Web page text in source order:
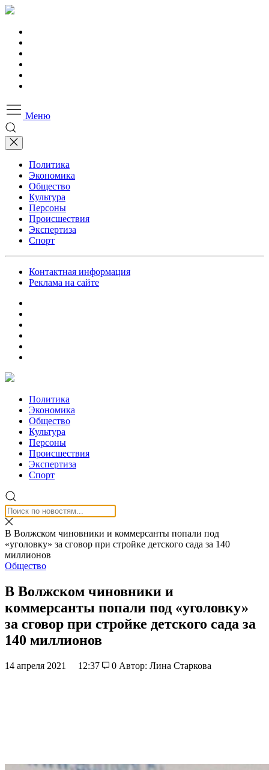
Меню
Политика
Экономика
Общество
Культура
Персоны
Происшествия
Экспертиза
Спорт
Контактная информация
Реклама на сайте
Политика
Экономика
Общество
Культура
Персоны
Происшествия
Экспертиза
Спорт
В Волжском чиновники и коммерсанты попали под
«уголовку» за сговор при стройке детского сада за 140
миллионов
Общество
В Волжском чиновники и
коммерсанты попали под «уголовку»
за сговор при стройке детского сада за
140 миллионов
14 апреля 2021 12:37 0 Автор: Лина Старкова